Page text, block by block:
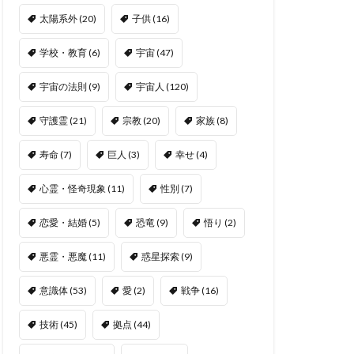
太陽系外(20) 子供(16)
学校・教育(6) 宇宙(47)
宇宙の法則 (9) 宇宙人 (120)
守護霊(21) 宗教(20) 家族(8)
寿命(7) 巨人 (3) 幸せ(4)
心霊・怪奇現象 (11) 性別 (7)
恋愛・結婚(5) 恐竜(9) 悟り (2)
悪霊・悪魔(11) 惑星探索(9)
意識体(53) 愛(2) 戦争(16)
技術(45) 拠点 (44)